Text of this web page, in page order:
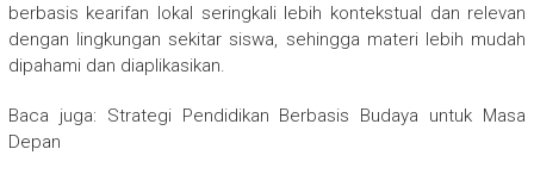
berbasis kearifan lokal seringkali lebih kontekstual dan relevan
dengan lingkungan sekitar siswa, sehingga materi lebih mudah
dipahami dan diaplikasikan.
Baca juga: Strategi Pendidikan Berbasis Budaya untuk Masa
Depan